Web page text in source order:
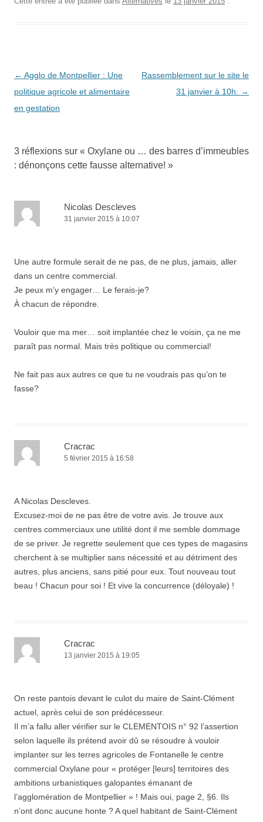
Navigation
des
articles
← Agglo de Montpellier : Une
politique agricole et alimentaire
en gestation
Rassemblement sur le site le
31 janvier à 10h.
→
3 réflexions sur « Oxylane ou … des barres d’immeubles
: dénonçons cette fausse alternative! »
Nicolas Descleves
31 janvier 2015 à 10:07
Une autre formule serait de ne pas, de ne plus, jamais, aller
dans un centre commercial.
Je peux m’y engager… Le ferais-je?
À chacun de répondre.
Vouloir que ma mer… soit implantée chez le voisin, ça ne me
paraît pas normal. Mais très politique ou commercial!
Ne fait pas aux autres ce que tu ne voudrais pas qu’on te
fasse?
Cracrac
5 février 2015 à 16:58
A Nicolas Descleves.
Excusez-moi de ne pas être de votre avis. Je trouve aux
centres commerciaux une utilité dont il me semble dommage
de se priver. Je regrette seulement que ces types de magasins
cherchent à se multiplier sans nécessité et au détriment des
autres, plus anciens, sans pitié pour eux. Tout nouveau tout
beau ! Chacun pour soi ! Et vive la concurrence (déloyale) !
Cracrac
13 janvier 2015 à 19:05
On reste pantois devant le culot du maire de Saint-Clément
actuel, après celui de son prédécesseur.
Il m’a fallu aller vérifier sur le CLEMENTOIS n° 92 l’assertion
selon laquelle ils prétend avoir dû se résoudre à vouloir
implanter sur les terres agricoles de Fontanelle le centre
commercial Oxylane pour « protéger [leurs] territoires des
ambitions urbanistiques galopantes émanant de
l’agglomération de Montpellier » ! Mais oui, page 2, §6. Ils
n’ont donc aucune honte ? A quel habitant de Saint-Clément